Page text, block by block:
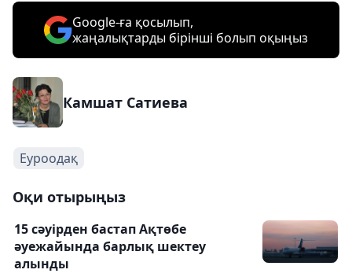
Google-ға қосылып,
жаңалықтарды бірінші болып оқыңыз
Камшат Сатиева
Еуроодақ
Оқи отырыңыз
15 сәуірден бастап Ақтөбе
әуежайында барлық шектеу
алынды